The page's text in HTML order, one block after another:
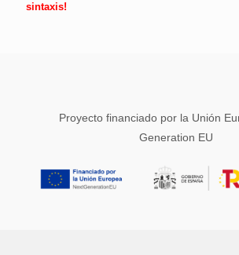
sintaxis!
Proyecto financiado por la Unión
Generation EU